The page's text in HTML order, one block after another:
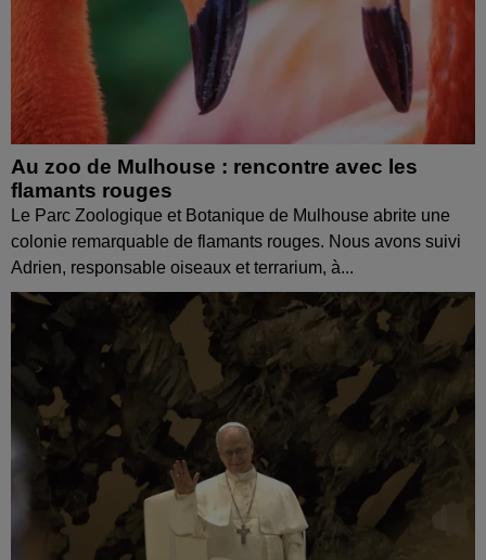
Au zoo de Mulhouse : rencontre avec les
flamants rouges
Le Parc Zoologique et Botanique de Mulhouse abrite une
colonie remarquable de flamants rouges. Nous avons suivi
Adrien, responsable oiseaux et terrarium, à...